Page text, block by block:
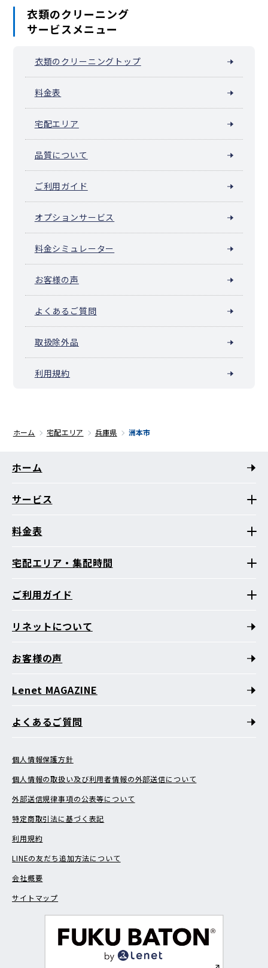
衣類のクリーニング
サービスメニュー
衣類のクリーニングトップ
料金表
宅配エリア
品質について
ご利用ガイド
オプションサービス
料金シミュレーター
お客様の声
よくあるご質問
取扱除外品
利用規約
ホーム 宅配エリア 兵庫県 洲本市
ホーム
サービス
料金表
宅配エリア・集配時間
ご利用ガイド
リネットについて
お客様の声
Lenet MAGAZINE
よくあるご質問
個人情報保護方針
個人情報の取扱い及び利用者情報の外部送信について
外部送信規律事項の公表等について
特定商取引法に基づく表記
利用規約
LINEの友だち追加方法について
会社概要
サイトマップ